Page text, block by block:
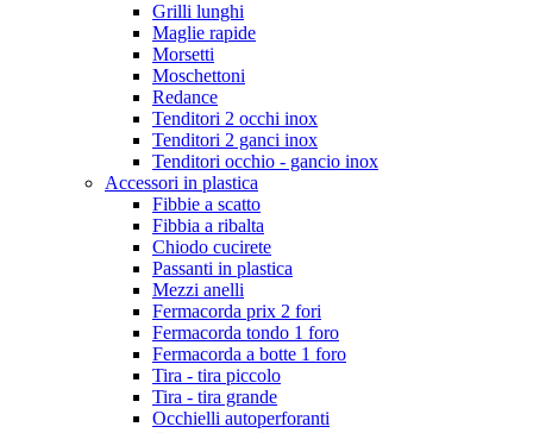
Grilli lunghi
Maglie rapide
Morsetti
Moschettoni
Redance
Tenditori 2 occhi inox
Tenditori 2 ganci inox
Tenditori occhio - gancio inox
Accessori in plastica
Fibbie a scatto
Fibbia a ribalta
Chiodo cucirete
Passanti in plastica
Mezzi anelli
Fermacorda prix 2 fori
Fermacorda tondo 1 foro
Fermacorda a botte 1 foro
Tira - tira piccolo
Tira - tira grande
Occhielli autoperforanti